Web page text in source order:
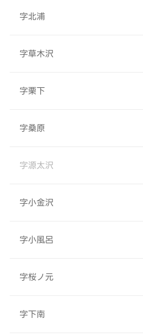
字北浦
字草木沢
字栗下
字桑原
字源太沢
字小金沢
字小風呂
字桜ノ元
字下南